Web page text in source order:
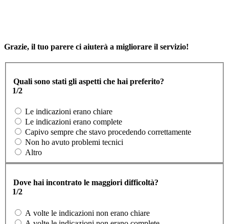
Grazie, il tuo parere ci aiuterà a migliorare il servizio!
Quali sono stati gli aspetti che hai preferito?
1/2
Le indicazioni erano chiare
Le indicazioni erano complete
Capivo sempre che stavo procedendo correttamente
Non ho avuto problemi tecnici
Altro
Dove hai incontrato le maggiori difficoltà?
1/2
A volte le indicazioni non erano chiare